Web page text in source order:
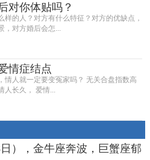
对你体贴吗？
样的人？对方有什么特征？对方的优缺点，
，对方婚后会怎...
情症结点
情人就一定要变冤家吗？ 无关合盘指数高
人长久， 爱情...
），金牛座奔波，巨蟹座郁